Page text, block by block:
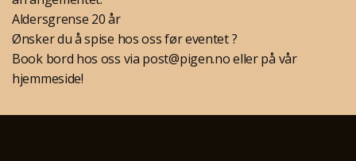
Aldersgrense 20 år
Ønsker du å spise hos oss før eventet ?
Book bord hos oss via post@pigen.no eller på vår
hjemmeside!